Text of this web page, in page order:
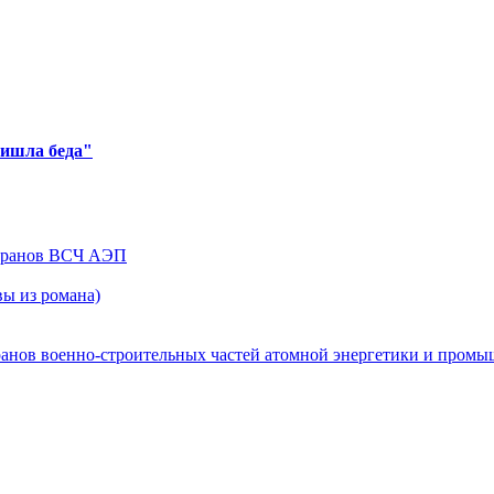
беда"
ВСЧ АЭП
из романа)
военно-строительных частей атомной энергетики и